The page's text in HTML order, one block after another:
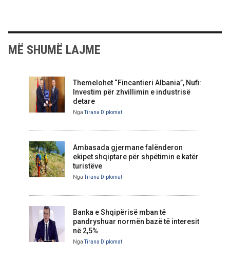
MË SHUMË LAJME
Themelohet “Fincantieri Albania”, Nufi:
Investim për zhvillimin e industrisë
detare
NgaTirana Diplomat
Ambasada gjermane falënderon
ekipet shqiptare për shpëtimin e katër
turistëve
NgaTirana Diplomat
Banka e Shqipërisë mban të
pandryshuar normën bazë të interesit
në 2,5%
NgaTirana Diplomat